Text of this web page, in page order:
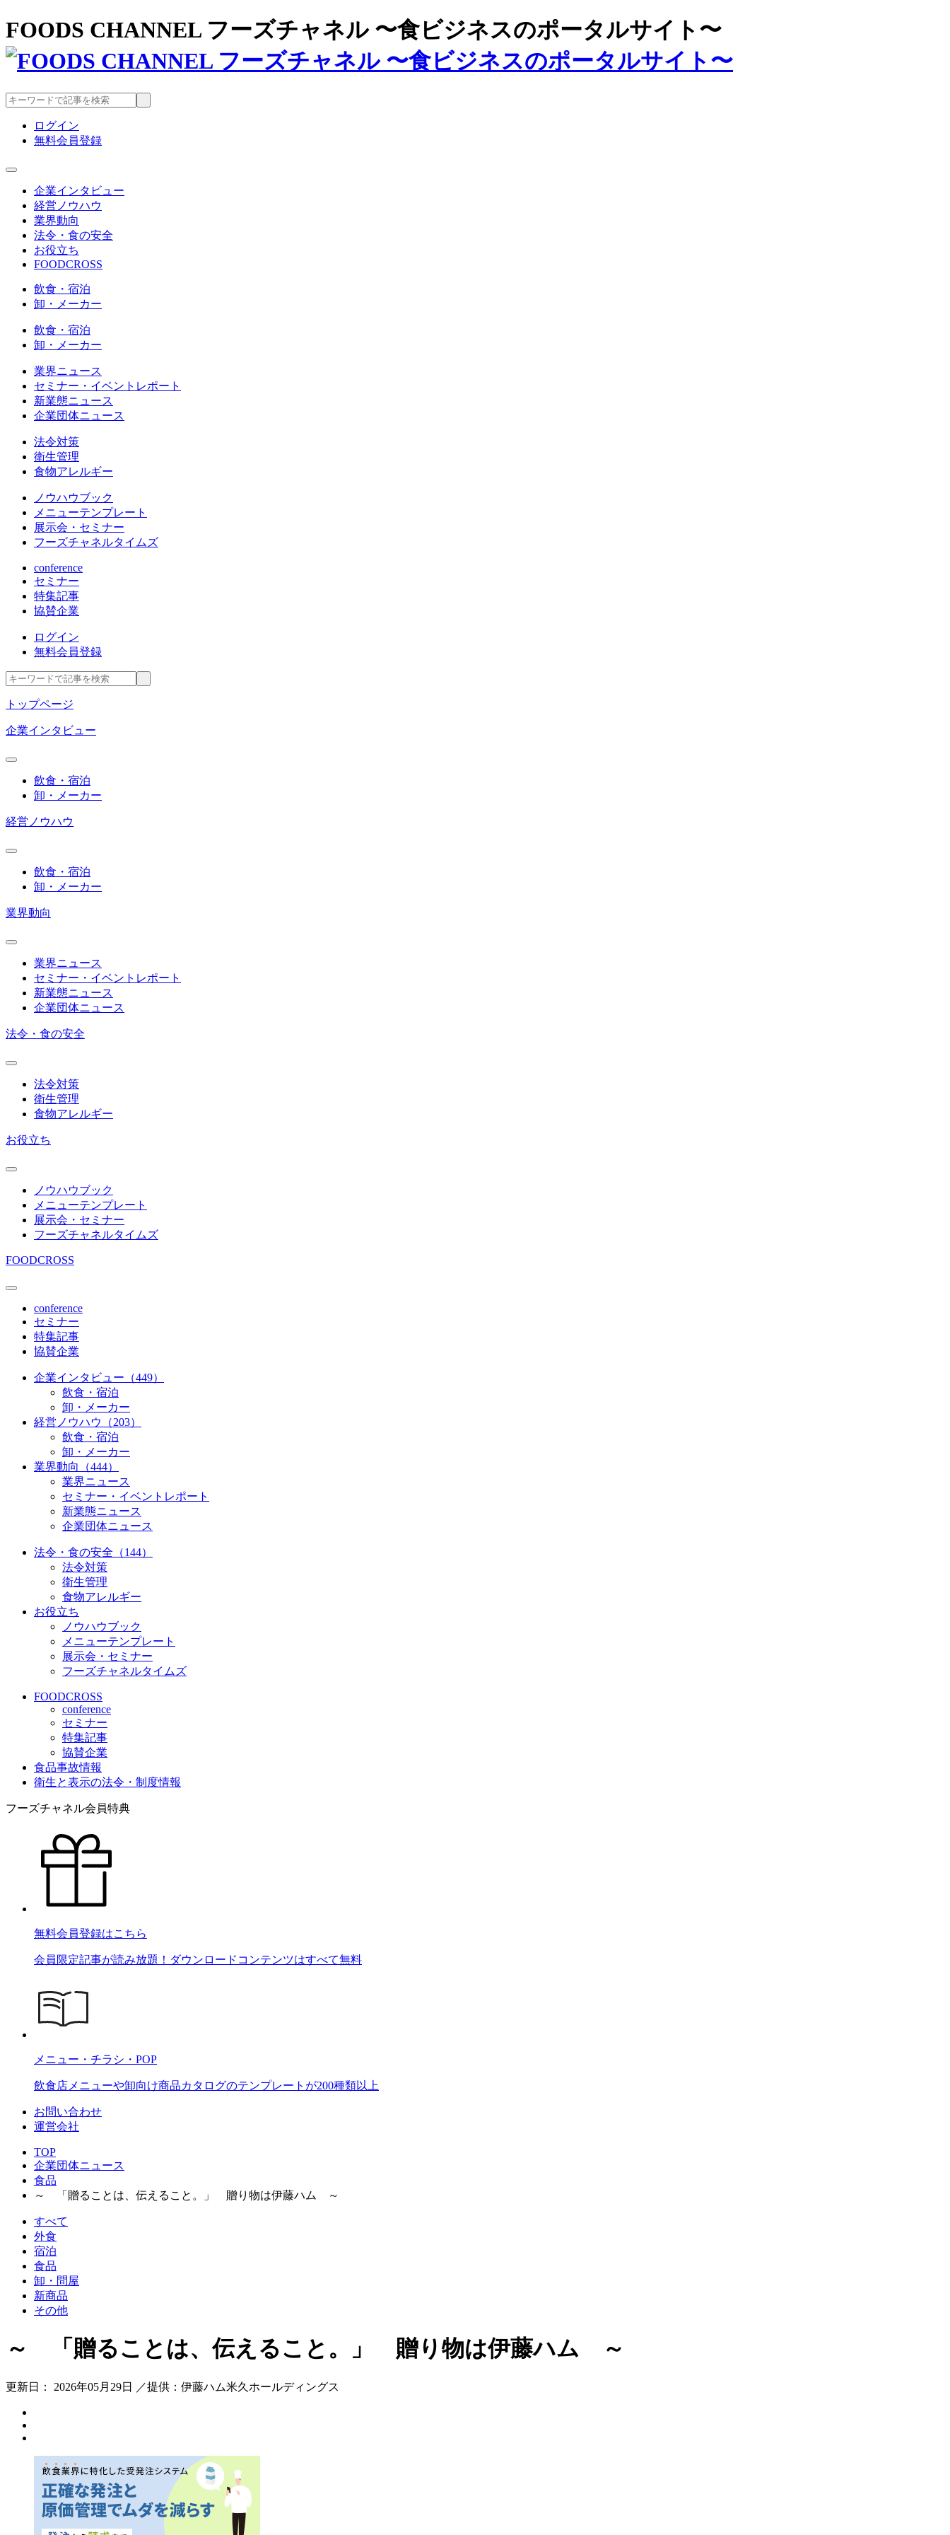
FOODS CHANNEL フーズチャネル 〜食ビジネスのポータルサイト〜
ログイン
無料会員登録
企業インタビュー
経営ノウハウ
業界動向
法令・食の安全
お役立ち
FOODCROSS
飲食・宿泊
卸・メーカー
飲食・宿泊
卸・メーカー
業界ニュース
セミナー・イベントレポート
新業態ニュース
企業団体ニュース
法令対策
衛生管理
食物アレルギー
ノウハウブック
メニューテンプレート
展示会・セミナー
フーズチャネルタイムズ
conference
セミナー
特集記事
協賛企業
ログイン
無料会員登録
トップページ
企業インタビュー
飲食・宿泊
卸・メーカー
経営ノウハウ
飲食・宿泊
卸・メーカー
業界動向
業界ニュース
セミナー・イベントレポート
新業態ニュース
企業団体ニュース
法令・食の安全
法令対策
衛生管理
食物アレルギー
お役立ち
ノウハウブック
メニューテンプレート
展示会・セミナー
フーズチャネルタイムズ
FOODCROSS
conference
セミナー
特集記事
協賛企業
企業インタビュー（449）
飲食・宿泊
卸・メーカー
経営ノウハウ（203）
飲食・宿泊
卸・メーカー
業界動向（444）
業界ニュース
セミナー・イベントレポート
新業態ニュース
企業団体ニュース
法令・食の安全（144）
法令対策
衛生管理
食物アレルギー
お役立ち
ノウハウブック
メニューテンプレート
展示会・セミナー
フーズチャネルタイムズ
FOODCROSS
conference
セミナー
特集記事
協賛企業
食品事故情報
衛生と表示の法令・制度情報
フーズチャネル会員特典
無料会員登録はこちら
会員限定記事が読み放題！ダウンロードコンテンツはすべて無料
メニュー・チラシ・POP
飲食店メニューや卸向け商品カタログのテンプレートが200種類以上
お問い合わせ
運営会社
TOP
企業団体ニュース
食品
～ 「贈ることは、伝えること。」 贈り物は伊藤ハム ～
すべて
外食
宿泊
食品
卸・問屋
新商品
その他
～ 「贈ることは、伝えること。」 贈り物は伊藤ハム ～
更新日： 2026年05月29日 ／提供：伊藤ハム米久ホールディングス